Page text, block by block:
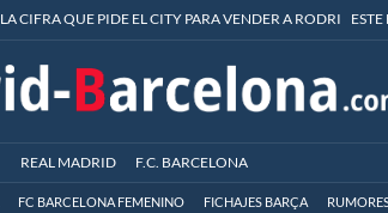
LA CIFRA QUE PIDE EL CITY PARA VENDER A RODRI
REAL MADRID F.C. BARCELONA
FC BARCELONA FEMENINO FICHAJES BARÇA